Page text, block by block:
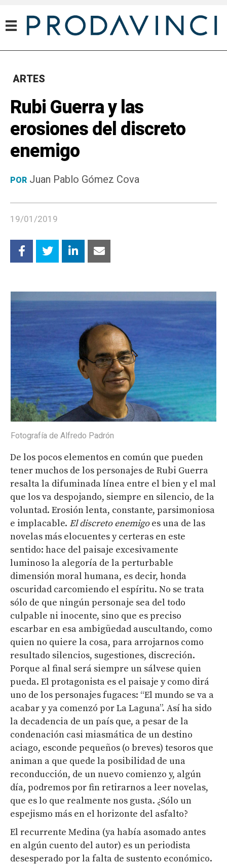
ARTES
Rubi Guerra y las
erosiones del discreto
enemigo
POR Juan Pablo Gómez Cova
19/01/2019
Fotografía de Alfredo Padrón
De los pocos elementos en común que pueden
tener muchos de los personajes de Rubi Guerra
resalta la difuminada línea entre el bien y el mal
que los va despojando, siempre en silencio, de la
voluntad. Erosión lenta, constante, parsimoniosa
e implacable. El discreto enemigoes una de las
novelas más elocuentes y certeras en este
sentido: hace del paisaje excesivamente
luminoso la alegoría de la perturbable
dimensión moral humana, es decir, honda
oscuridad carcomiendo el espíritu. No se trata
sólo de que ningún personaje sea del todo
culpable ni inocente, sino que es preciso
escarbar en esa ambigüedad auscultando, como
quien no quiere la cosa, para arrojarnos como
resultado silencios, sugestiones, discreción.
Porque al final será siempre un sálvese quien
pueda. El protagonista es el paisaje y como dirá
uno de los personajes fugaces: “El mundo se va a
acabar y ya comenzó por La Laguna”. Así ha sido
la decadencia de un país que, a pesar de la
condenación casi miasmática de un destino
aciago, esconde pequeños (o breves) tesoros que
animan a que quede la posibilidad de una
reconducción, de un nuevo comienzo y, algún
día, podremos por fin retirarnos a leer novelas,
que es lo que realmente nos gusta. ¿Sólo un
espejismo más en el horizonte del asfalto?
El recurrente Medina (ya había asomado antes
en algún cuento del autor) es un periodista
desesperado por la falta de sustento económico.